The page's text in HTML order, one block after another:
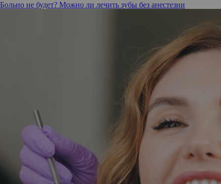
Больно не будет? Можно ли лечить зубы без анестезии